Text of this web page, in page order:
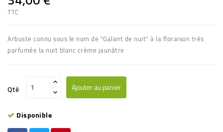
TTC
Arbuste connu sous le nom de "Galant de nuit" à la floraison très
parfumée la nuit blanc crème jaunâtre
Qté Ajouter au panier
Disponible